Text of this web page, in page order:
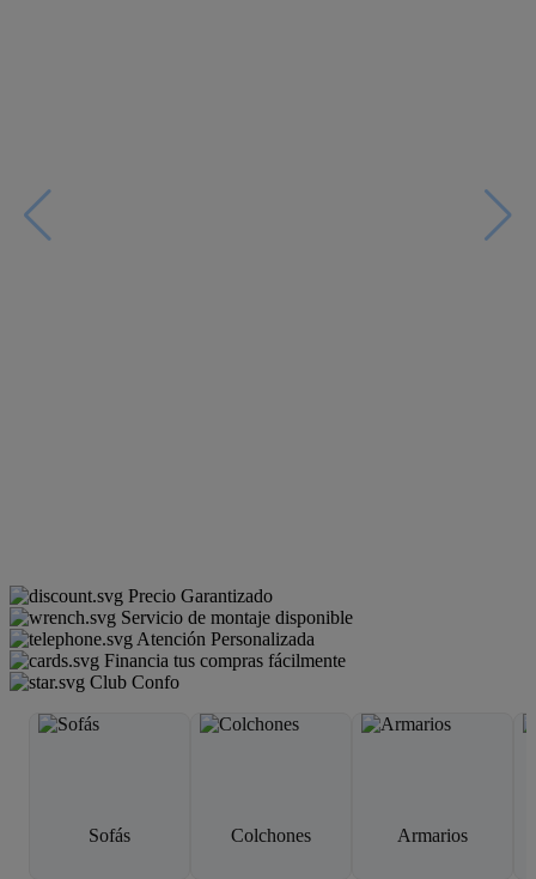
Precio Garantizado
Servicio de montaje disponible
Atención Personalizada
Financia tus compras fácilmente
Club Confo
Sofás Colchones Armarios